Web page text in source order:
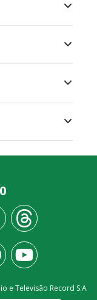
e Televisão Record S.A